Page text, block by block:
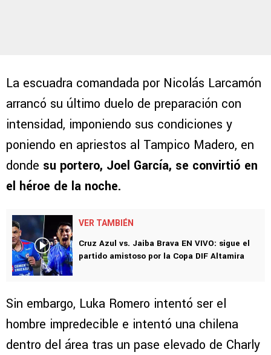
La escuadra comandada por Nicolás Larcamón
arrancó su último duelo de preparación con
intensidad, imponiendo sus condiciones y
poniendo en apriestos al Tampico Madero, en
donde su portero, Joel García, se convirtió en
el héroe de la noche.
VER TAMBIÉN
Cruz Azul vs. Jaiba Brava EN VIVO: sigue el
partido amistoso por la Copa DIF Altamira
Sin embargo, Luka Romero intentó ser el
hombre impredecible e intentó una chilena
dentro del área tras un pase elevado de Charly